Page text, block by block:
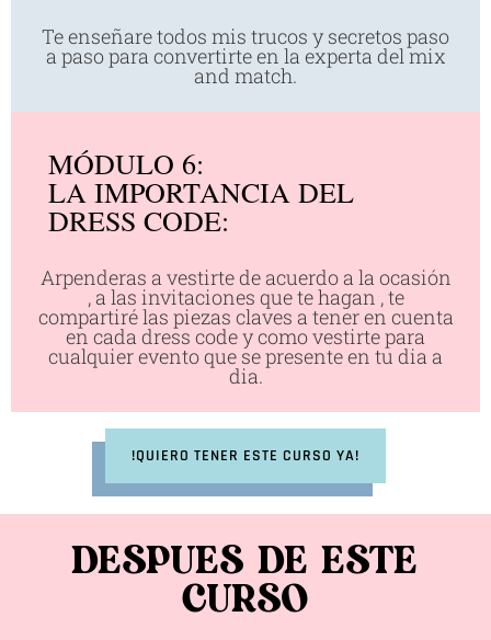
Te enseñare todos mis trucos y secretos paso
a paso para convertirte en la experta del mix
and match.
MÓDULO 6:
LA IMPORTANCIA DEL
DRESS CODE:
Arpenderas a vestirte de acuerdo a la ocasión
, a las invitaciones que te hagan , te
compartiré las piezas claves a tener en cuenta
en cada dress code y como vestirte para
cualquier evento que se presente en tu dia a
dia.
!QUIERO TENER ESTE CURSO YA!
DESPUES DE ESTE
CURSO